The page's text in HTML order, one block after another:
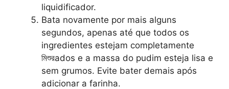
liquidificador.
Bata novamente por mais alguns
segundos, apenas até que todos os
ingredientes estejam completamente
মিশুরados e a massa do pudim esteja lisa e
sem grumos. Evite bater demais após
adicionar a farinha.